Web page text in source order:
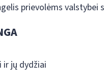
prievolėms valstybei
ir jų dydžiai